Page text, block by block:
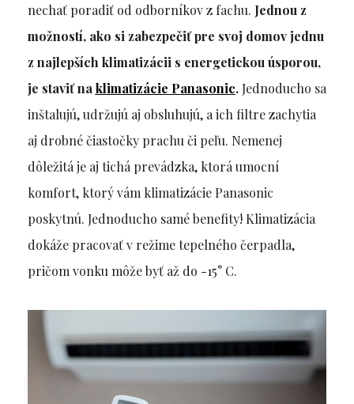
nechať poradiť od odborníkov z fachu. Jednou z
možností, ako si zabezpečiť pre svoj domov jednu
z najlepších klimatizácii s energetickou úsporou,
je staviť na klimatizácie Panasonic.Jednoducho sa
inštalujú, udržujú aj obsluhujú, a ich filtre zachytia
aj drobné čiastočky prachu či peľu. Nemenej
dôležitá je aj tichá prevádzka, ktorá umocní
komfort, ktorý vám klimatizácie Panasonic
poskytnú. Jednoducho samé benefity! Klimatizácia
dokáže pracovať v režime tepelného čerpadla,
pričom vonku môže byť až do -15° C.